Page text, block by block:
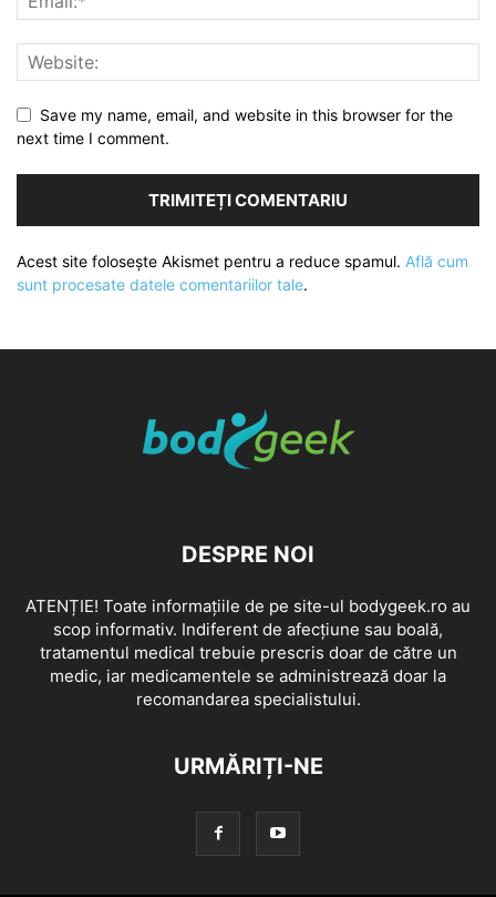
Save my name, email, and website in this browser for the
next time I comment.
Acest site folosește Akismet pentru a reduce spamul. Află cum
sunt procesate datele comentariilor tale.
DESPRE NOI
ATENȚIE! Toate informațiile de pe site-ul bodygeek.ro au
scop informativ. Indiferent de afecțiune sau boală,
tratamentul medical trebuie prescris doar de către un
medic, iar medicamentele se administrează doar la
recomandarea specialistului.
URMĂRIȚI-NE